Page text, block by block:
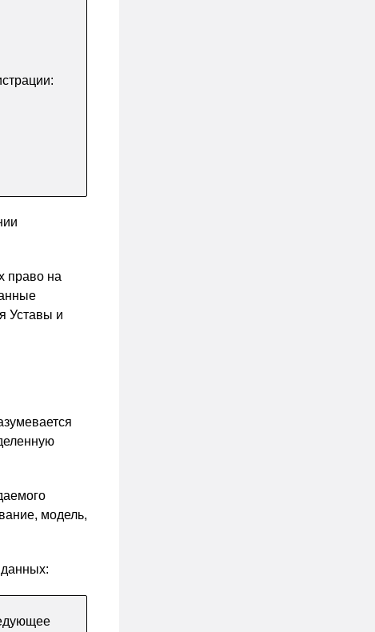
право на
Уставы и
модель,